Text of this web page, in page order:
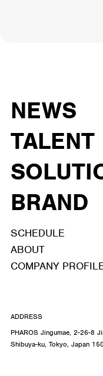
NEWS
TALENT
BRAND
SCHEDULE
ABOUT
COMPANY
ADDRESS
PHAROS Jingumae, 2-26-8
Shibuya-ku, Tokyo, Japan